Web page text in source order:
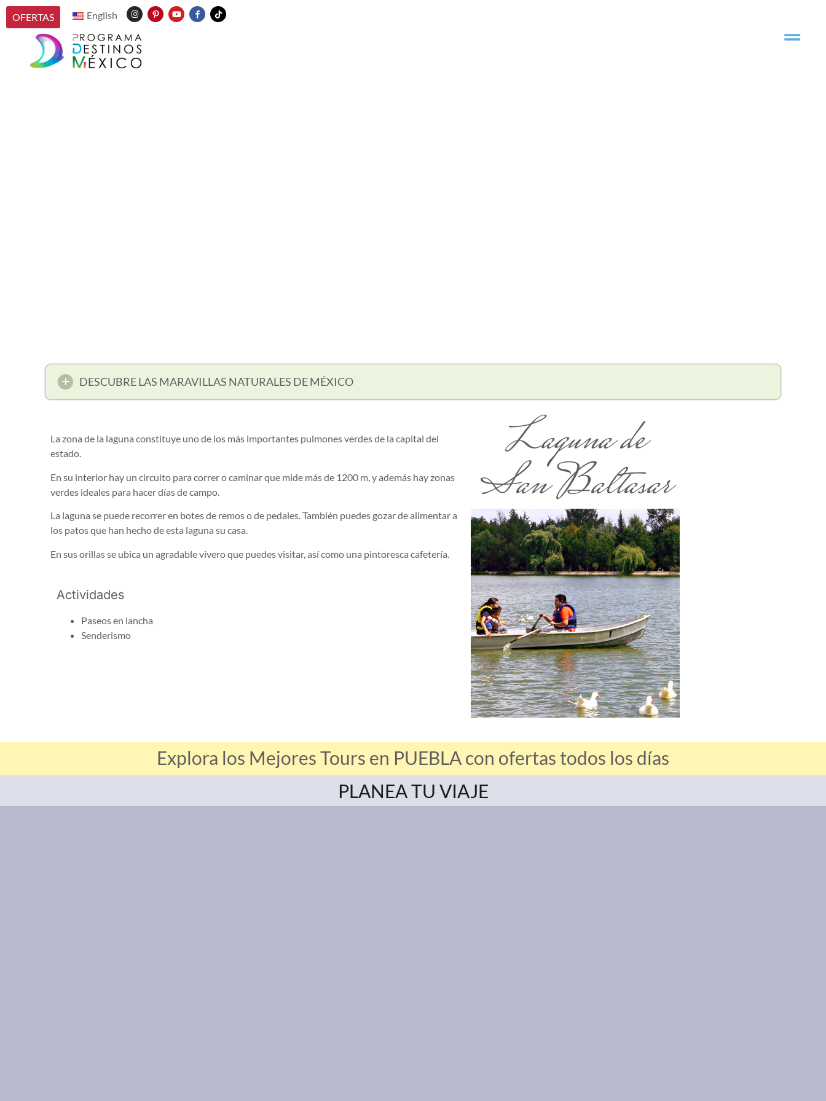
OFERTAS English
DESCUBRE LAS MARAVILLAS NATURALES DE MÉXICO
La zona de la laguna constituye uno de los más importantes pulmones verdes de la capital del
estado.
En su interior hay un circuito para correr o caminar que mide más de 1200 m, y además hay zonas
verdes ideales para hacer días de campo.
La laguna se puede recorrer en botes de remos o de pedales. También puedes gozar de alimentar a
los patos que han hecho de esta laguna su casa.
En sus orillas se ubica un agradable vivero que puedes visitar, así como una pintoresca cafetería.
Actividades
Paseos en lancha
Senderismo
Laguna de
San Baltasar
Explora los Mejores Tours en PUEBLA con ofertas todos los días
PLANEA TU VIAJE